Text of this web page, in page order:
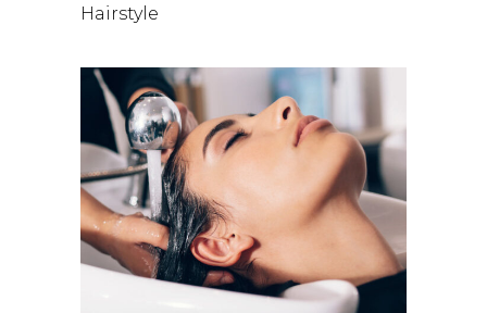
Hairstyle